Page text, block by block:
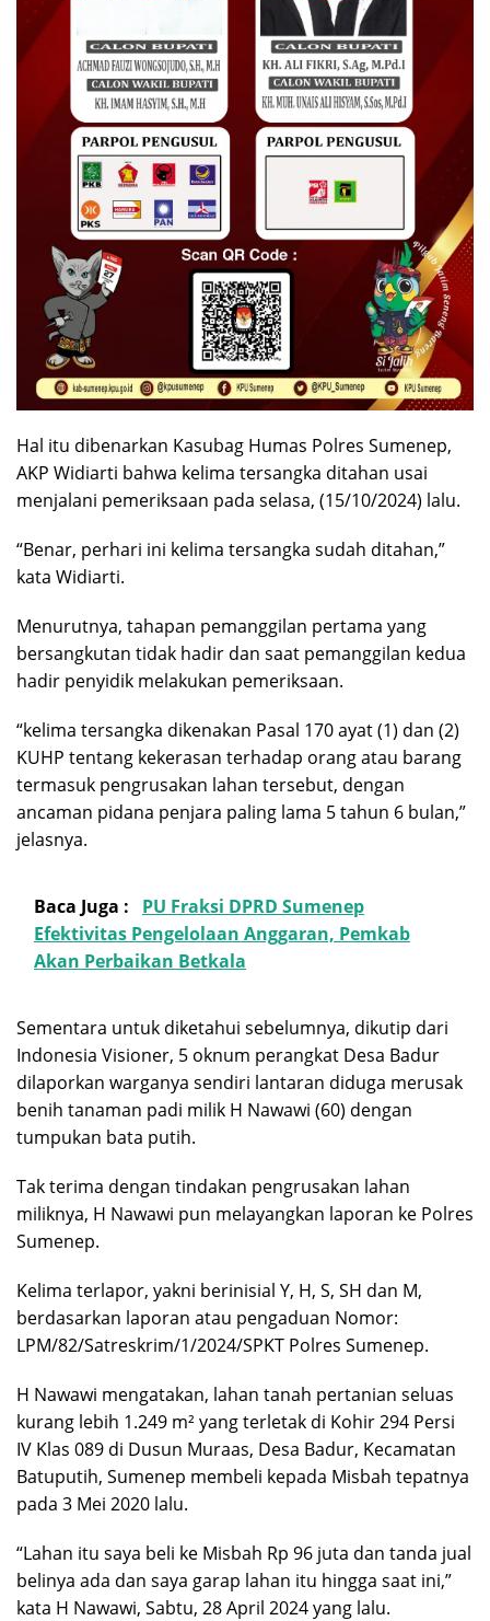
Hal itu dibenarkan Kasubag Humas Polres Sumenep,
AKP Widiarti bahwa kelima tersangka ditahan usai
menjalani pemeriksaan pada selasa, (15/10/2024) lalu.
“Benar, perhari ini kelima tersangka sudah ditahan,”
kata Widiarti.
Menurutnya, tahapan pemanggilan pertama yang
bersangkutan tidak hadir dan saat pemanggilan kedua
hadir penyidik melakukan pemeriksaan.
“kelima tersangka dikenakan Pasal 170 ayat (1) dan (2)
KUHP tentang kekerasan terhadap orang atau barang
termasuk pengrusakan lahan tersebut, dengan
ancaman pidana penjara paling lama 5 tahun 6 bulan,”
jelasnya.
Baca Juga :
PU Fraksi DPRD Sumenep
Efektivitas Pengelolaan Anggaran, Pemkab
Akan Perbaikan Betkala
Sementara untuk diketahui sebelumnya, dikutip dari
Indonesia Visioner, 5 oknum perangkat Desa Badur
dilaporkan warganya sendiri lantaran diduga merusak
benih tanaman padi milik H Nawawi (60) dengan
tumpukan bata putih.
Tak terima dengan tindakan pengrusakan lahan
miliknya, H Nawawi pun melayangkan laporan ke Polres
Sumenep.
Kelima terlapor, yakni berinisial Y, H, S, SH dan M,
berdasarkan laporan atau pengaduan Nomor:
LPM/82/Satreskrim/1/2024/SPKT Polres Sumenep.
H Nawawi mengatakan, lahan tanah pertanian seluas
kurang lebih 1.249 m² yang terletak di Kohir 294 Persi
IV Klas 089 di Dusun Muraas, Desa Badur, Kecamatan
Batuputih, Sumenep membeli kepada Misbah tepatnya
pada 3 Mei 2020 lalu.
“Lahan itu saya beli ke Misbah Rp 96 juta dan tanda jual
belinya ada dan saya garap lahan itu hingga saat ini,”
kata H Nawawi, Sabtu, 28 April 2024 yang lalu.